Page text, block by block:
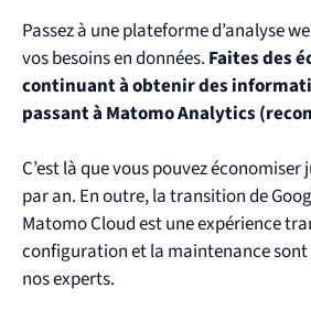
Passez à une plateforme d’analyse
vos besoins en données. Faites des
continuant à obtenir des
passant à Matomo Analytics
C’est là que vous pouvez économiser
par an. En outre, la transition de
Matomo Cloud est une expérience
configuration et la maintenance sont
nos experts.